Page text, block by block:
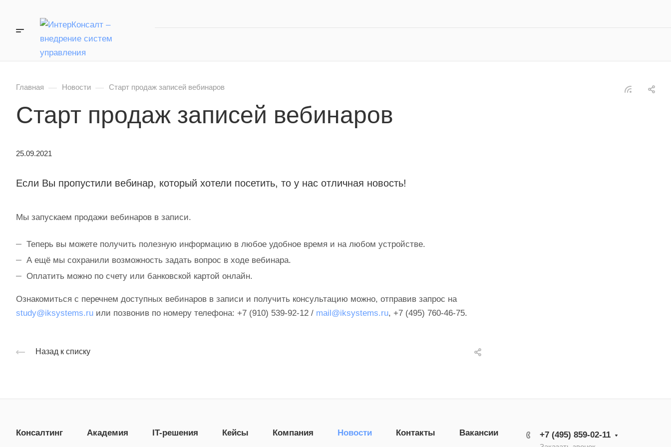
Главная — Новости — Старт продаж записей вебинаров
Старт продаж записей вебинаров
25.09.2021
Если Вы пропустили вебинар, который хотели посетить, то у нас отличная новость!
Мы запускаем продажи вебинаров в записи.
Теперь вы можете получить полезную информацию в любое удобное время и на любом устройстве.
А ещё мы сохранили возможность задать вопрос в ходе вебинара.
Оплатить можно по счету или банковской картой онлайн.
Ознакомиться с перечнем доступных вебинаров в записи и получить консультацию можно, отправив запрос на
study@iksystems.ru или позвонив по номеру телефона: +7 (910) 539-92-12 / mail@iksystems.ru, +7 (495) 760-46-75.
Назад к списку
Консалтинг Академия IT-решения Кейсы Компания Новости Контакты Вакансии +7 (495) 859-02-11